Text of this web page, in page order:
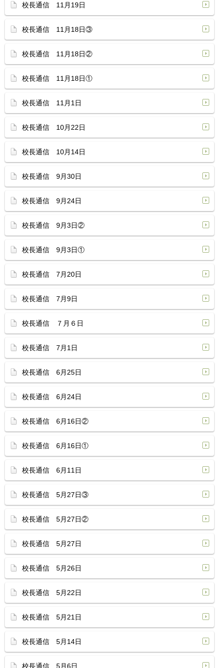
校長通信 11月19日
校長通信 11月18日③
校長通信 11月18日②
校長通信 11月18日①
校長通信 11月1日
校長通信 10月22日
校長通信 10月14日
校長通信 9月30日
校長通信 9月24日
校長通信 9月3日②
校長通信 9月3日①
校長通信 7月20日
校長通信 7月9日
校長通信 ７月６日
校長通信 7月1日
校長通信 6月25日
校長通信 6月24日
校長通信 6月16日②
校長通信 6月16日①
校長通信 6月11日
校長通信 5月27日③
校長通信 5月27日②
校長通信 5月27日
校長通信 5月26日
校長通信 5月22日
校長通信 5月21日
校長通信 5月14日
校長通信 5月6日